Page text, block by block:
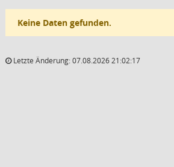
Keine Daten gefunden.
Letzte Änderung: 07.08.2026 21:02:17